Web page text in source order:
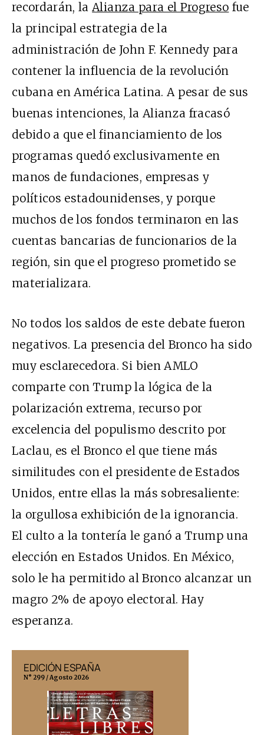
recordarán, laAlianza para el Progreso fue
la principal estrategia de la
administración de John F. Kennedy para
contener la influencia de la revolución
cubana en América Latina. A pesar de sus
buenas intenciones, la Alianza fracasó
debido a que el financiamiento de los
programas quedó exclusivamente en
manos de fundaciones, empresas y
políticos estadounidenses, y porque
muchos de los fondos terminaron en las
cuentas bancarias de funcionarios de la
región, sin que el progreso prometido se
materializara.
No todos los saldos de este debate fueron
negativos. La presencia del Bronco ha sido
muy esclarecedora. Si bien AMLO
comparte con Trump la lógica de la
polarización extrema, recurso por
excelencia del populismo descrito por
Laclau, es el Bronco el que tiene más
similitudes con el presidente de Estados
Unidos, entre ellas la más sobresaliente:
la orgullosa exhibición de la ignorancia.
El culto a la tontería le ganó a Trump una
elección en Estados Unidos. En México,
solo le ha permitido al Bronco alcanzar un
magro 2% de apoyo electoral. Hay
esperanza.
EDICIÓN ESPAÑA
N° 299 / Agosto 2026